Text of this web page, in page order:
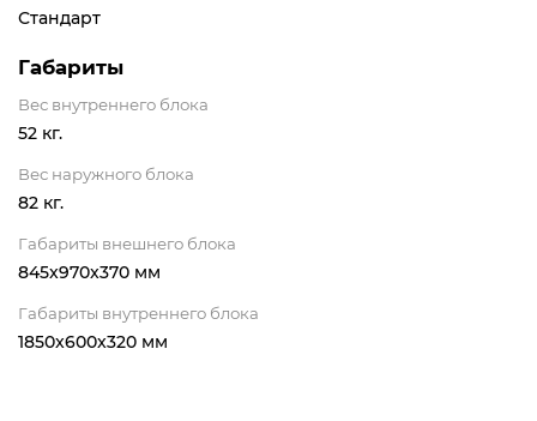
Стандарт
Габариты
Вес внутреннего блока
52 кг.
Вес наружного блока
82 кг.
Габариты внешнего блока
845x970x370 мм
Габариты внутреннего блока
1850x600x320 мм